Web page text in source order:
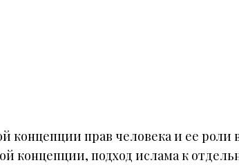
концепции прав человека и ее роли
концепции, подход ислама к